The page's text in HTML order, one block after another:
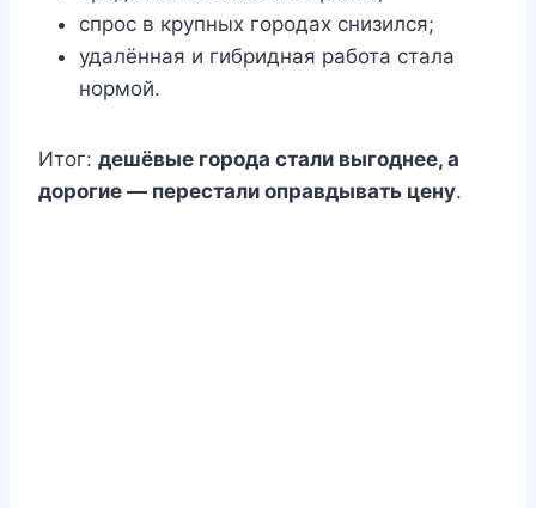
спрос в крупных городах снизился;
удалённая и гибридная работа стала
нормой.
Итог: дешёвые города стали выгоднее, а
дорогие — перестали оправдывать цену.